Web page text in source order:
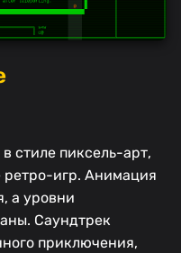
стиле пиксель-арт,
ретро-игр. Анимация
а уровни
Саундтрек
приключения,